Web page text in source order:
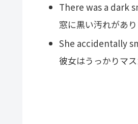
There was a dark
窓に黒い汚れがあり
She accidentally
彼女はうっかりマ